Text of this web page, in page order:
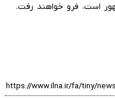
است، فرو خواهند رفت.